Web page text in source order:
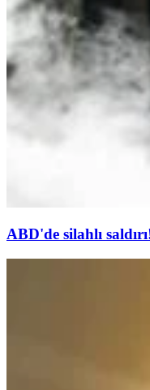
ABD'de silahlı